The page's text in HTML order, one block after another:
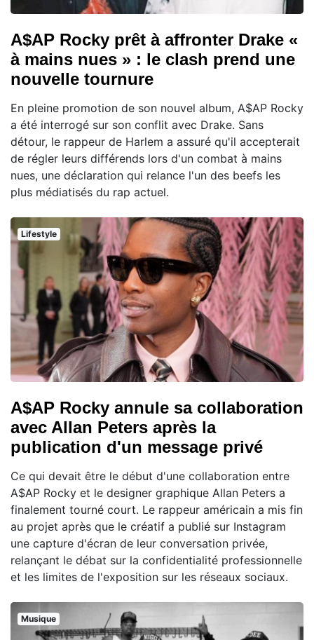
A$AP Rocky prêt à affronter Drake «
à mains nues » : le clash prend une
nouvelle tournure
En pleine promotion de son nouvel album, A$AP Rocky
a été interrogé sur son conflit avec Drake. Sans
détour, le rappeur de Harlem a assuré qu'il accepterait
de régler leurs différends lors d'un combat à mains
nues, une déclaration qui relance l'un des beefs les
plus médiatisés du rap actuel.
Lifestyle
A$AP Rocky annule sa collaboration
avec Allan Peters après la
publication d'un message privé
Ce qui devait être le début d'une collaboration entre
A$AP Rocky et le designer graphique Allan Peters a
finalement tourné court. Le rappeur américain a mis fin
au projet après que le créatif a publié sur Instagram
une capture d'écran de leur conversation privée,
relançant le débat sur la confidentialité professionnelle
et les limites de l'exposition sur les réseaux sociaux.
Musique